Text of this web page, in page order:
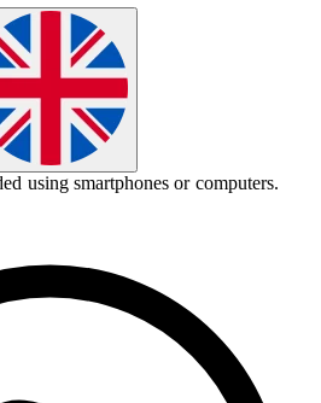
using smartphones or computers.